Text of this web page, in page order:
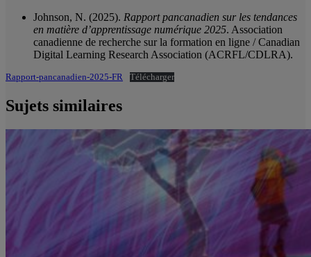
Johnson, N. (2025). Rapport pancanadien sur les tendances
en matière d’apprentissage numérique 2025. Association
canadienne de recherche sur la formation en ligne / Canadian
Digital Learning Research Association (ACRFL/CDLRA).
Rapport-pancanadien-2025-FR Télécharger
Sujets similaires